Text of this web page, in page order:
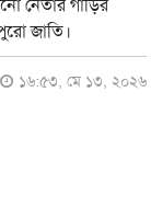
নেতার গাড়ির
জাতি।
১৬:৫৩, মে ১৩, ২০২৬